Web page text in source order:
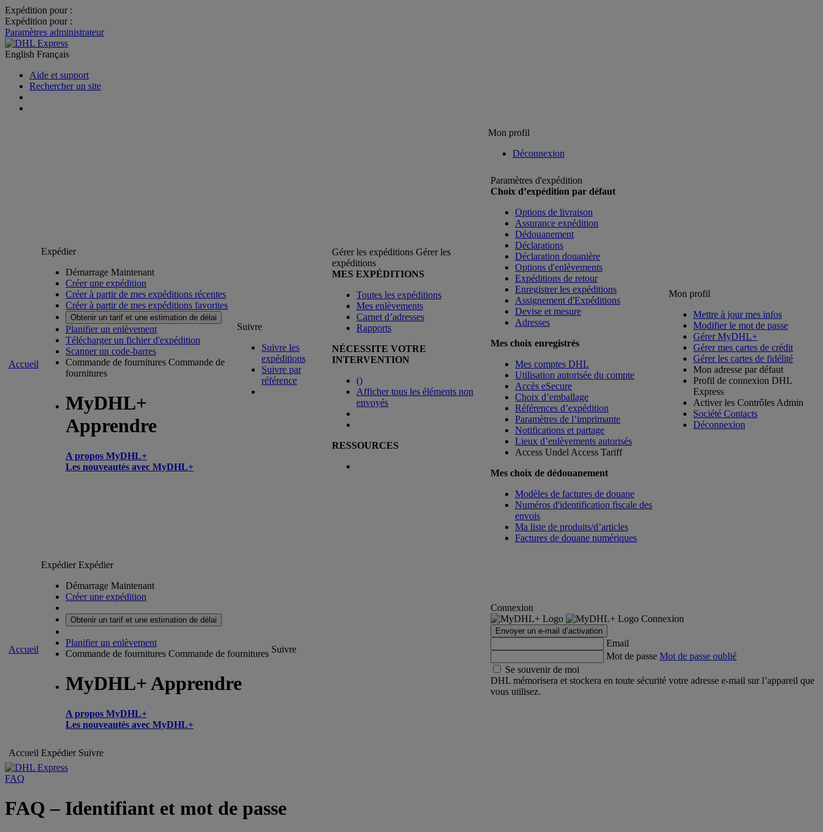
Expédition pour :
Expédition pour :
Paramètres administrateur
English Français
Aide et support
Rechercher un site
Mon profil
Déconnexion
Accueil
Expédier
Démarrage Maintenant
Créer une expédition
Créer à partir de mes expéditions récentes
Créer à partir de mes expéditions favorites
Obtenir un tarif et une estimation de délai
Planifier un enlèvement
Télécharger un fichier d'expédition
Scanner un code-barres
Commande de fournitures Commande de
fournitures
MyDHL+
Apprendre
A propos MyDHL+
Les nouveautés avec MyDHL+
Suivre
Suivre les
expéditions
Suivre par
référence
Gérer les expéditions Gérer les
expéditions
MES EXPÉDITIONS
Toutes les expéditions
Mes enlèvements
Carnet d’adresses
Rapports
NÉCESSITE VOTRE
INTERVENTION
()
Afficher tous les éléments non
envoyés
RESSOURCES
Paramètres d'expédition
Choix d’expédition par défaut
Options de livraison
Assurance expédition
Dédouanement
Déclarations
Déclaration douanière
Options d'enlèvements
Expéditions de retour
Enregistrer les expéditions
Assignement d'Expéditions
Devise et mesure
Adresses
Mes choix enregistrés
Mes comptes DHL
Utilisation autorisée du compte
Accès eSecure
Choix d’emballage
Références d’expédition
Paramètres de l’imprimante
Notifications et partage
Lieux d’enlèvements autorisés
Access Undel Access Tariff
Mes choix de dédouanement
Modèles de factures de douane
Numéros d'identification fiscale des
envois
Ma liste de produits/d’articles
Factures de douane numériques
Mon profil
Mettre à jour mes infos
Modifier le mot de passe
Gérer MyDHL+
Gérer mes cartes de crédit
Gérer les cartes de fidélité
Mon adresse par défaut
Profil de connexion DHL
Express
Activer les Contrôles Admin
Société Contacts
Déconnexion
Accueil
ExpédierExpédier
Démarrage Maintenant
Créer une expédition
Obtenir un tarif et une estimation de délai
Planifier un enlèvement
Commande de fournitures Commande de fournitures
MyDHL+ Apprendre
A propos MyDHL+
Les nouveautés avec MyDHL+
Suivre
Connexion
Connexion
Envoyer un e-mail d’activation
Email
Mot de passe Mot de passe oublié
Se souvenir de moi
DHL mémorisera et stockera en toute sécurité votre adresse e-mail sur l’appareil que
vous utilisez.
Accueil Expédier Suivre
FAQ
FAQ – Identifiant et mot de passe